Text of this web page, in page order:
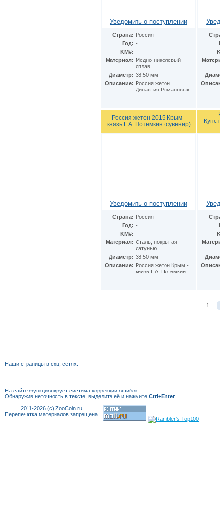
Уведомить о поступлении
Страна: Россия
Год: -
KM#: -
Материал: Медно-никелевый
сплав
Диаметр: 38.50 мм
Описание: Россия жетон
Династия Романовых
Россия жетон 2015 Крым -
князь Г.А. Потемкин (сувенир)
Уведомить о поступлении
Страна: Россия
Год: -
KM#: -
Материал: Cталь, покрытая
латунью
Диаметр: 38.50 мм
Описание: Россия жетон Крым -
князь Г.А. Потёмкин
1
Наши страницы в соц. сетях:
2011-2026 (c) ZooCoin.ru
Перепечатка материалов запрещена
На сайте функционирует система коррекции ошибок.
Обнаружив неточность в тексте, выделите её и нажмите Ctrl+Enter